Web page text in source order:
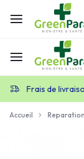
Frais de
Accueil Reparation